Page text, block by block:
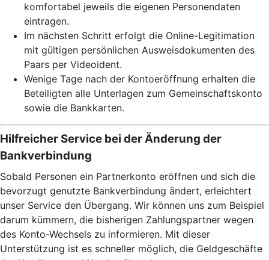
komfortabel jeweils die eigenen Personendaten
eintragen.
Im nächsten Schritt erfolgt die Online-Legitimation
mit gültigen persönlichen Ausweisdokumenten des
Paars per Videoident.
Wenige Tage nach der Kontoeröffnung erhalten die
Beteiligten alle Unterlagen zum Gemeinschaftskonto
sowie die Bankkarten.
Hilfreicher Service bei der Änderung der
Bankverbindung
Sobald Personen ein Partnerkonto eröffnen und sich die
bevorzugt genutzte Bankverbindung ändert, erleichtert
unser Service den Übergang. Wir können uns zum Beispiel
darum kümmern, die bisherigen Zahlungspartner wegen
des Konto-Wechsels zu informieren. Mit dieser
Unterstützung ist es schneller möglich, die Geldgeschäfte